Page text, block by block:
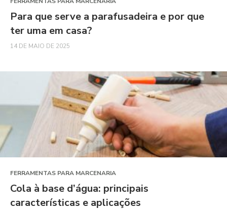
Para que serve a parafusadeira e por que
ter uma em casa?
14 DE MAIO DE 2025
FERRAMENTAS PARA MARCENARIA
Cola à base d’água: principais
características e aplicações